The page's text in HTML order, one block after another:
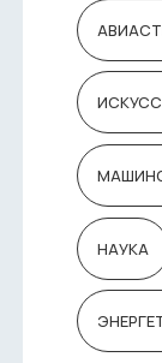
НАУКА